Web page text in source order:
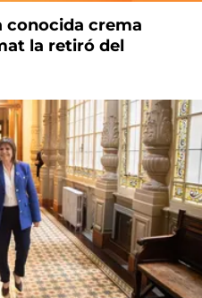
conocida crema
la retiró del